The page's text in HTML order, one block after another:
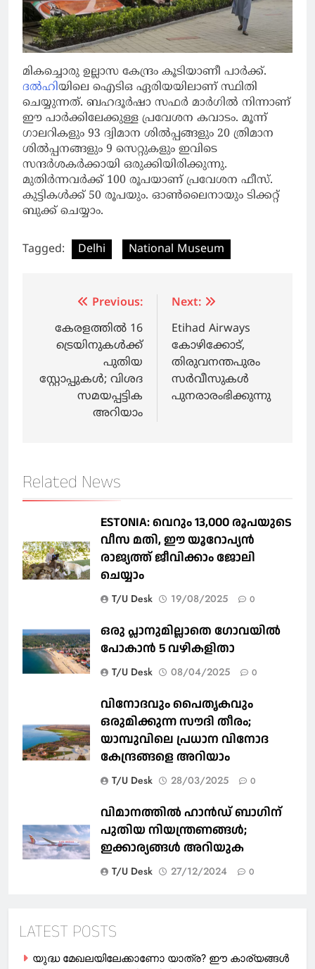
മികച്ചൊരു ഉല്ലാസ കേന്ദ്രം കൂടിയാണീ പാര്‍ക്ക്.
ദല്‍ഹിയിലെ ഐടിഒ ഏരിയയിലാണ് സ്ഥിതി
ചെയ്യുന്നത്. ബഹദൂര്‍ഷാ സഫര്‍ മാര്‍ഗില്‍ നിന്നാണ്
ഈ പാര്‍ക്കിലേക്കുള്ള പ്രവേശന കവാടം. മൂന്ന്
ഗാലറികളും 93 ദ്വിമാന ശില്‍പ്പങ്ങളും 20 ത്രിമാന
ശില്‍പ്പനങ്ങളും 9 സെറ്റുകളും ഇവിടെ
സന്ദര്‍ശകര്‍ക്കായി ഒരുക്കിയിരിക്കുന്നു.
മുതിര്‍ന്നവര്‍ക്ക് 100 രൂപയാണ് പ്രവേശന ഫീസ്.
കുട്ടികള്‍ക്ക് 50 രൂപയും. ഓണ്‍ലൈനായും ടിക്കറ്റ്
ബുക്ക് ചെയ്യാം.
Tagged: Delhi National Museum
navigation
Previous:
കേരളത്തിൽ 16
ട്രെയിനുകൾക്ക്
പുതിയ
സ്റ്റോപ്പുകൾ; വിശദ
സമയപ്പട്ടിക
അറിയാം
Next:
Etihad Airways
കോഴിക്കോട്,
തിരുവനന്തപുരം
സർവീസുകൾ
പുനരാരംഭിക്കുന്നു
Related News
ESTONIA: വെറും 13,000 രൂപയുടെ
വീസ മതി, ഈ യൂറോപ്യന്‍
രാജ്യത്ത് ജീവിക്കാം ജോലി
ചെയ്യാം
T/U Desk 19/08/2025 0
ഒരു പ്ലാനുമില്ലാതെ ഗോവയില്‍
പോകാൻ 5 വഴികളിതാ
T/U Desk 08/04/2025 0
വിനോദവും പൈതൃകവും
ഒരുമിക്കുന്ന സൗദി തീരം;
യാമ്പുവിലെ പ്രധാന വിനോദ
കേന്ദ്രങ്ങളെ അറിയാം
T/U Desk 28/03/2025 0
വിമാനത്തിൽ ഹാൻഡ് ബാഗിന്
പുതിയ നിയന്ത്രണങ്ങൾ;
ഇക്കാര്യങ്ങൾ അറിയുക
T/U Desk 27/12/2024 0
LATEST POSTS
യുദ്ധ മേഖലയിലേക്കാണോ യാത്ര? ഈ കാര്യങ്ങള്‍